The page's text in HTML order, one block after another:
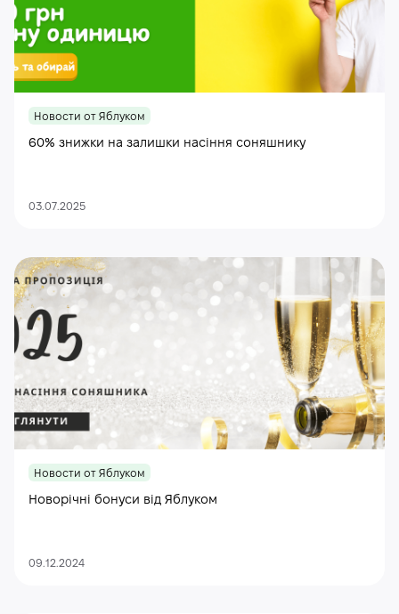
Новости от Яблуком
60% знижки на залишки насіння соняшнику
03.07.2025
Новости от Яблуком
Новорічні бонуси від Яблуком
09.12.2024